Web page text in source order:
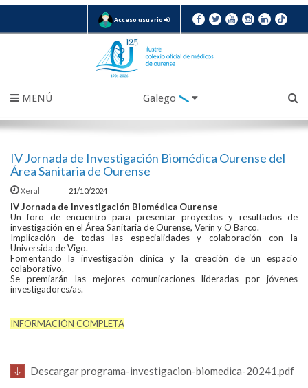
Acceso usuario
MENÚ Galego
IV Jornada de Investigación Biomédica Ourense del
Área Sanitaria de Ourense
Xeral 21/10/2024
IV Jornada de Investigación Biomédica Ourense
Un foro de encuentro para presentar proyectos y resultados de
investigación en el Área Sanitaria de Ourense, Verín y O Barco.
Implicación de todas las especialidades y colaboración con la
Universida de Vigo.
Fomentando la investigación clínica y la creación de un espacio
colaborativo.
Se premiarán las mejores comunicaciones lideradas por jóvenes
investigadores/as.
INFORMACIÓN COMPLETA
Descargar programa-investigacion-biomedica-20241.pdf